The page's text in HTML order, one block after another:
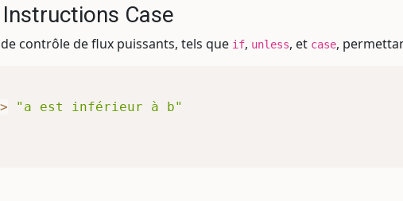
Case
contrôle de flux puissants, tels que if, unless, et case,
"a est inférieur à b"